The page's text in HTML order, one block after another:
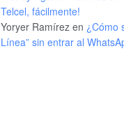
Telcel, fácilmente!
Yoryer Ramírez en ¿Cómo
Línea” sin entrar al